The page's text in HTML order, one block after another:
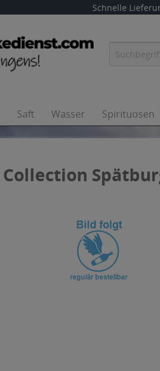
Schnelle
Saft Wasser Spirituosen